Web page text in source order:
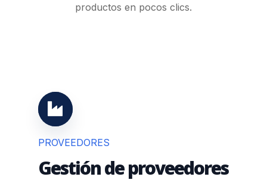
productos en pocos clics.
PROVEEDORES
Gestión de proveedores